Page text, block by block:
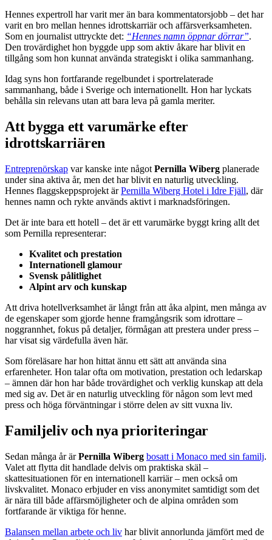
Hennes expertroll har varit mer än bara kommentatorsjobb – det har
varit en bro mellan hennes idrottskarriär och affärsverksamheten.
Som en journalist uttryckte det: “Hennes namn öppnar dörrar”.
Den trovärdighet hon byggde upp som aktiv åkare har blivit en
tillgång som hon kunnat använda strategiskt i olika sammanhang.
Idag syns hon fortfarande regelbundet i sportrelaterade
sammanhang, både i Sverige och internationellt. Hon har lyckats
behålla sin relevans utan att bara leva på gamla meriter.
Att bygga ett varumärke efter
idrottskarriären
Entreprenörskap var kanske inte något Pernilla Wiberg planerade
under sina aktiva år, men det har blivit en naturlig utveckling.
Hennes flaggskeppsprojekt ärPernilla Wiberg Hotel i Idre Fjäll, där
hennes namn och rykte används aktivt i marknadsföringen.
Det är inte bara ett hotell – det är ett varumärke byggt kring allt det
som Pernilla representerar:
Kvalitet och prestation
Internationell glamour
Svensk pålitlighet
Alpint arv och kunskap
Att driva hotellverksamhet är långt från att åka alpint, men många av
de egenskaper som gjorde henne framgångsrik som idrottare –
noggrannhet, fokus på detaljer, förmågan att prestera under press –
har visat sig värdefulla även här.
Som föreläsare har hon hittat ännu ett sätt att använda sina
erfarenheter. Hon talar ofta om motivation, prestation och ledarskap
– ämnen där hon har både trovärdighet och verklig kunskap att dela
med sig av. Det är en naturlig utveckling för någon som levt med
press och höga förväntningar i större delen av sitt vuxna liv.
Familjeliv och nya prioriteringar
Sedan många år ärPernilla Wiberg bosatt i Monaco med sin familj.
Valet att flytta dit handlade delvis om praktiska skäl –
skattesituationen för en internationell karriär – men också om
livskvalitet. Monaco erbjuder en viss anonymitet samtidigt som det
är nära till både affärsmöjligheter och de alpina områden som
fortfarande är viktiga för henne.
Balansen mellan arbete och liv har blivit annorlunda jämfört med de